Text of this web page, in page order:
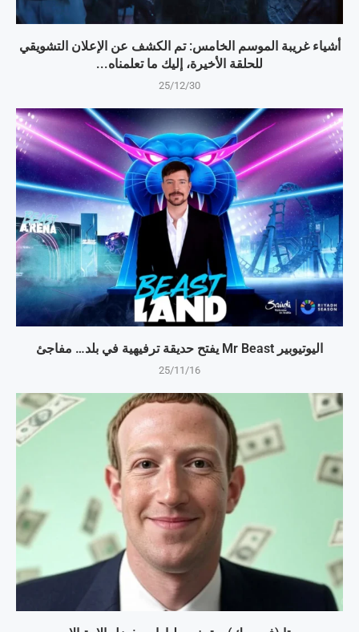
أشياء غريبة الموسم الخامس: تم الكشف عن الإعلان التشويقي
للحلقة الأخيرة، إليك ما تعلمناه...
25/12/30
اليوتيوبير Mr Beast يفتح حديقة ترفيهية في بلد… مفاجئ
25/11/16